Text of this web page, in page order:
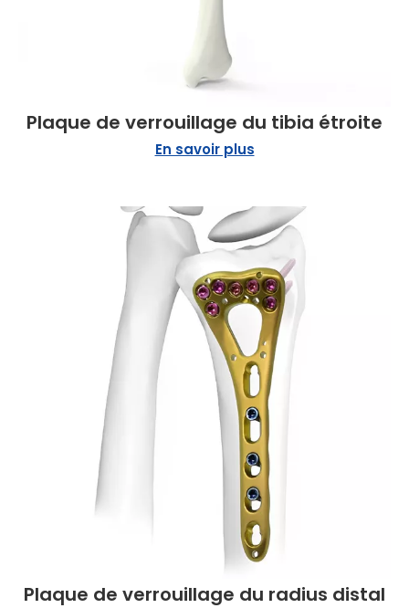
Plaque de verrouillage du tibia étroite
En savoir plus
Plaque de verrouillage du radius distal